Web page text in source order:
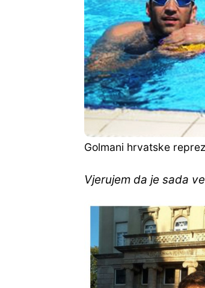
Golmani hrvatske
Vjerujem da je sada